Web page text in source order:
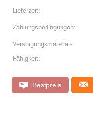
Lieferzeit:
Zahlungsbedingungen:
Versorgungsmaterial-
Fähigkeit:
Bestpreis